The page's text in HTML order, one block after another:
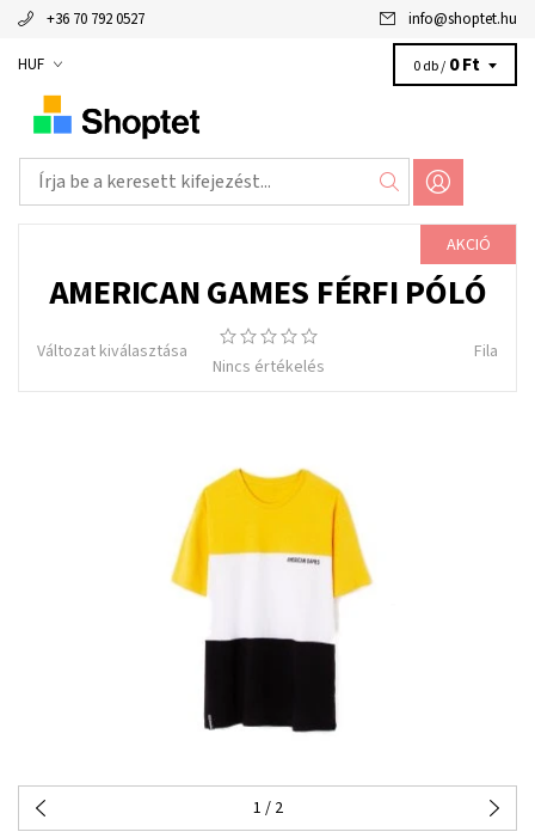
+36 70 792 0527 info@shoptet.hu
HUF 0 db / 0 Ft
AKCIÓ
AMERICAN GAMES FÉRFI PÓLÓ
Változat kiválasztása
Nincs értékelés
Fila
1 / 2